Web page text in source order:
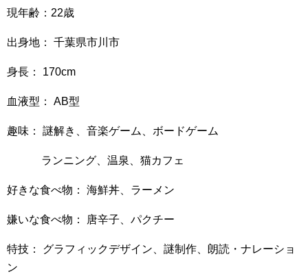
現年齢：22歳
出身地： 千葉県市川市
身長： 170cm
血液型： AB型
趣味： 謎解き、音楽ゲーム、ボードゲーム
ランニング、温泉、猫カフェ
好きな食べ物： 海鮮丼、ラーメン
嫌いな食べ物： 唐辛子、パクチー
特技： グラフィックデザイン、謎制作、朗読・ナレーショ
ン